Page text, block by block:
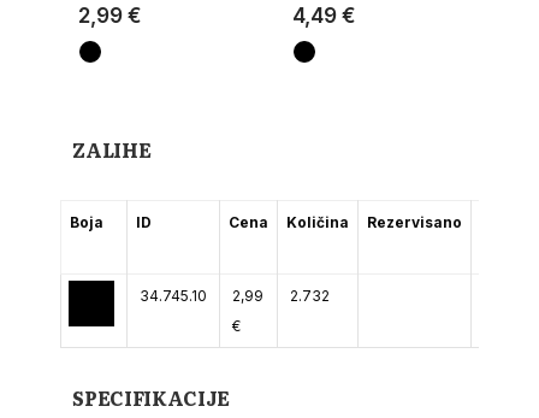
2,99 € 4,49 €
ZALIHE
Boja ID Cena Količina Rezervisano
34.745.10
2,99
€
2.732
SPECIFIKACIJE